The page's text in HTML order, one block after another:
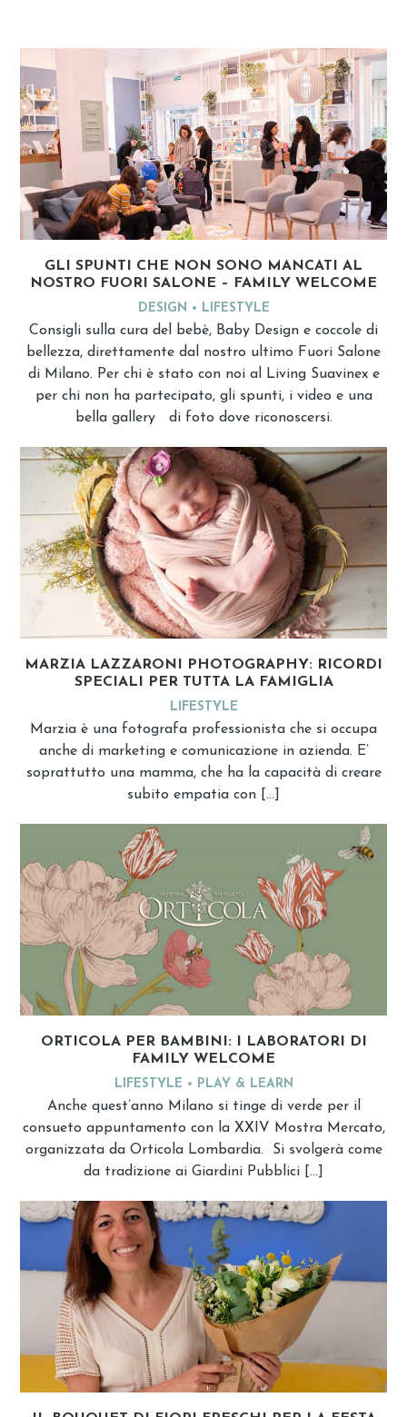
GLI SPUNTI CHE NON SONO MANCATI AL
NOSTRO FUORI SALONE – FAMILY WELCOME
DESIGN LIFESTYLE
Consigli sulla cura del bebè, Baby Design e coccole di
bellezza, direttamente dal nostro ultimo Fuori Salone
di Milano. Per chi è stato con noi al Living Suavinex e
per chi non ha partecipato, gli spunti, i video e una
bella gallery di foto dove riconoscersi.
MARZIA LAZZARONI PHOTOGRAPHY: RICORDI
SPECIALI PER TUTTA LA FAMIGLIA
LIFESTYLE
Marzia è una fotografa professionista che si occupa
anche di marketing e comunicazione in azienda. E’
soprattutto una mamma, che ha la capacità di creare
subito empatia con […]
ORTICOLA PER BAMBINI: I LABORATORI DI
FAMILY WELCOME
LIFESTYLE PLAY & LEARN
Anche quest’anno Milano si tinge di verde per il
consueto appuntamento con la XXIV Mostra Mercato,
organizzata da Orticola Lombardia. Si svolgerà come
da tradizione ai Giardini Pubblici […]